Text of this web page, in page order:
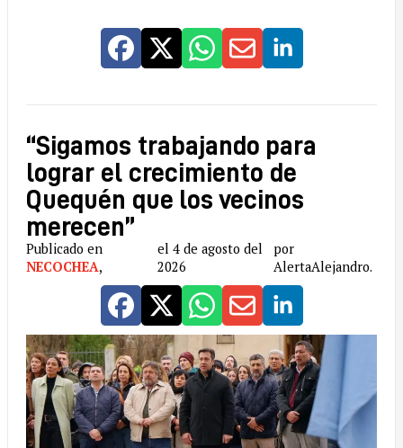
“Sigamos trabajando para
lograr el crecimiento de
Quequén que los vecinos
merecen”
Publicado en
NECOCHEA,
el 4 de agosto del
2026
por
AlertaAlejandro.